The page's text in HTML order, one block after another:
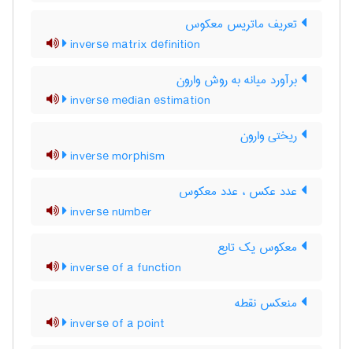
تعریف ماتریس معکوس
inverse matrix definition
برآورد میانه به روش وارون
inverse median estimation
ریختی وارون
inverse morphism
عدد عکس ، عدد معکوس
inverse number
معکوس یک تابع
inverse of a function
منعکس نقطه
inverse of a point